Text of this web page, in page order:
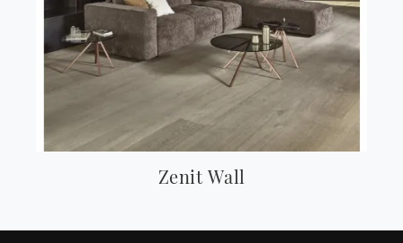
Zenit Wall